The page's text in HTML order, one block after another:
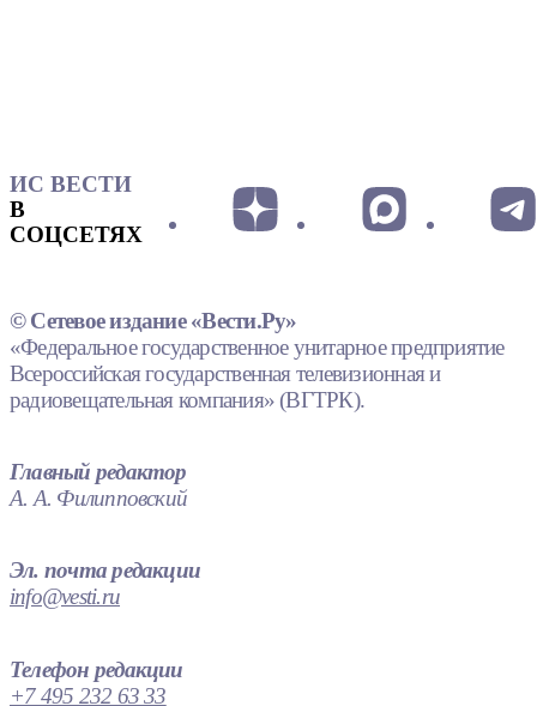
ИС ВЕСТИ
В
СОЦСЕТЯХ
© Сетевое издание «Вести.Ру»
«Федеральное государственное унитарное предприятие
Всероссийская государственная телевизионная и
радиовещательная компания» (ВГТРК).
Главный редактор
А. А. Филипповский
Эл. почта редакции
info@vesti.ru
Телефон редакции
+7 495 232 63 33